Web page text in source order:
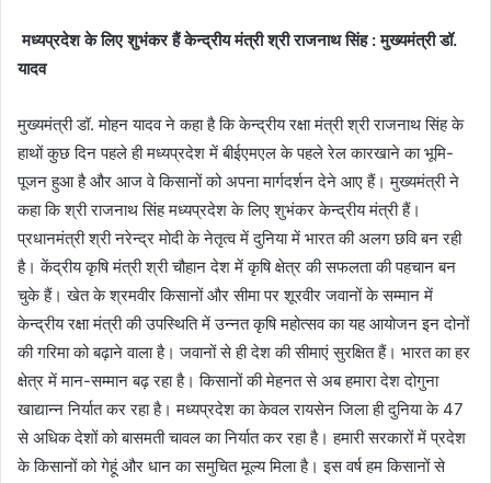
मध्यप्रदेश के लिए शुभंकर हैं केन्द्रीय मंत्री श्री राजनाथ सिंह : मुख्यमंत्री डॉ.
यादव
मुख्यमंत्री डॉ. मोहन यादव ने कहा है कि केन्द्रीय रक्षा मंत्री श्री राजनाथ सिंह के
हाथों कुछ दिन पहले ही मध्यप्रदेश में बीईएमएल के पहले रेल कारखाने का भूमि-
पूजन हुआ है और आज वे किसानों को अपना मार्गदर्शन देने आए हैं। मुख्यमंत्री ने
कहा कि श्री राजनाथ सिंह मध्यप्रदेश के लिए शुभंकर केन्द्रीय मंत्री हैं।
प्रधानमंत्री श्री नरेन्द्र मोदी के नेतृत्व में दुनिया में भारत की अलग छवि बन रही
है। केंद्रीय कृषि मंत्री श्री चौहान देश में कृषि क्षेत्र की सफलता की पहचान बन
चुके हैं। खेत के श्रमवीर किसानों और सीमा पर शूरवीर जवानों के सम्मान में
केन्द्रीय रक्षा मंत्री की उपस्थिति में उन्नत कृषि महोत्सव का यह आयोजन इन दोनों
की गरिमा को बढ़ाने वाला है। जवानों से ही देश की सीमाएं सुरक्षित हैं। भारत का हर
क्षेत्र में मान-सम्मान बढ़ रहा है। किसानों की मेहनत से अब हमारा देश दोगुना
खाद्यान्न निर्यात कर रहा है। मध्यप्रदेश का केवल रायसेन जिला ही दुनिया के 47
से अधिक देशों को बासमती चावल का निर्यात कर रहा है। हमारी सरकारों में प्रदेश
के किसानों को गेहूं और धान का समुचित मूल्य मिला है। इस वर्ष हम किसानों से